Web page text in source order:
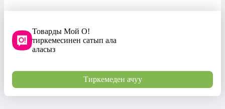
Товарды Мой О!
тиркемесинен сатып ала
аласыз
Тиркемеден ачуу